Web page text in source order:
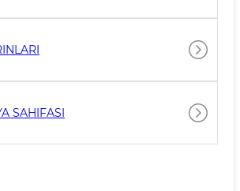
SAHIFASI